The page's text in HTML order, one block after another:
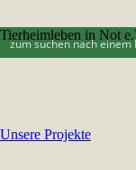
Tierheimleben in Not
Unsere Projekte